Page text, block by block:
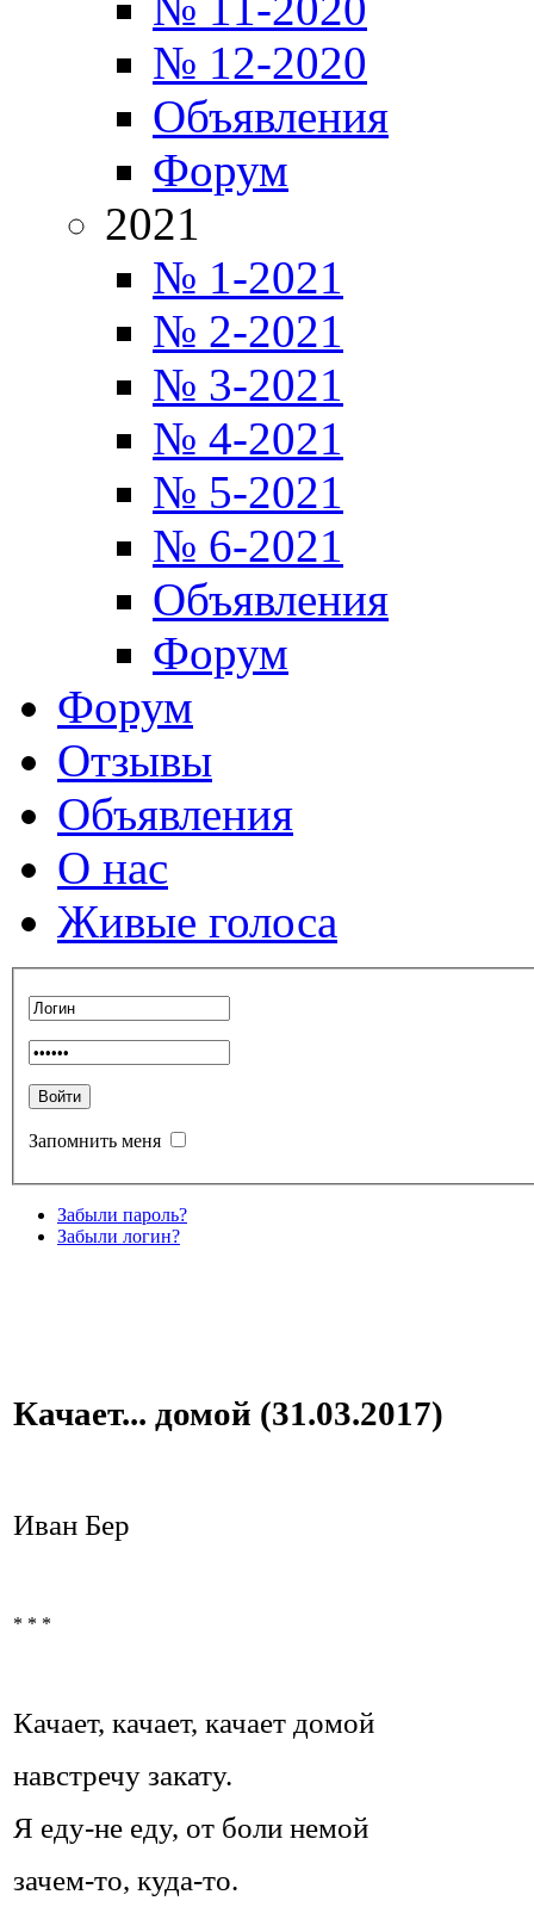
№ 12-2020
Объявления
Форум
2021
№ 1-2021
№ 2-2021
№ 3-2021
№ 4-2021
№ 5-2021
№ 6-2021
Объявления
Форум
Форум
Отзывы
Объявления
О нас
Живые голоса
Запомнить меня
Забыли пароль?
Забыли логин?
Качает... домой (31.03.2017)
Иван Бер
* * *
Качает, качает, качает домой
навстречу закату.
Я еду-не еду, от боли немой
зачем-то, куда-то.